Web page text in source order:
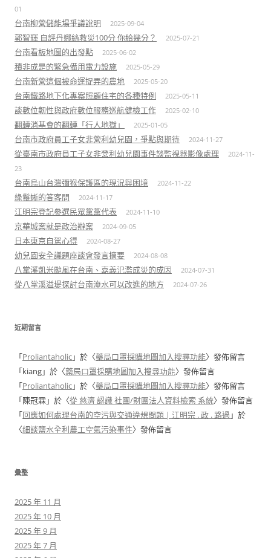
01
台南柳營儲能場爭議說明 2025-09-04
郭智輝 自評丹娜絲救災100分 你給幾分？ 2025-07-21
台南看板地圖的出發點 2025-06-02
積非成是的緊急備用電力設施 2025-05-29
台南新營這個被命運捉弄的農地 2025-05-20
台南鐵路地下化專案照顧住宅的各種特例 2025-05-11
談數位韌性與政府數位服務巡航健檢工作 2025-02-10
翻轉消基會的翻轉「行人地獄」 2025-01-05
台南市政府員工子女非營利幼兒園，爭點與期待 2024-11-27
從臺南市政府員工子女非營利幼兒園事件談監視器影像處理
2024-11-
23
台南烏山台灣彌猴保護區的現況與困境 2024-11-22
綠鬣蜥的答客問 2024-11-17
江明宗登記參選民眾黨黨代表 2024-11-10
京華城案就是政治辦案 2024-09-05
日本東京自駕心得 2024-08-27
幼兒園安全議題座談會發言摘要 2024-08-08
八掌溪凱米颱風在台南、嘉義氾濫成災的成因 2024-07-31
從八掌溪溢堤探討台南淹水可以改進的地方 2024-07-26
近期留言
「Proliantaholic」於〈藥局口罩採購地圖加入搜尋功能〉發佈留言
「kiang」於〈藥局口罩採購地圖加入搜尋功能〉發佈留言
「Proliantaholic」於〈藥局口罩採購地圖加入搜尋功能〉發佈留言
「陳冠霖」於〈從 慈濟 認識 社團/財團法人資料檢索 系統〉發佈留言
「回應如何處理台南的空污與交通違規問題 | 江明宗 . 政 . 路過 」於
〈細談鹽水全利農工空氣污染事件〉發佈留言
彙整
2025 年 11 月
2025 年 10 月
2025 年 9 月
2025 年 7 月